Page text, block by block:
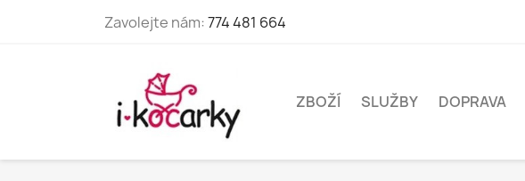
Zavolejte nám:774 481 664
ZBOŽÍ SLUŽBY DOPRAVA